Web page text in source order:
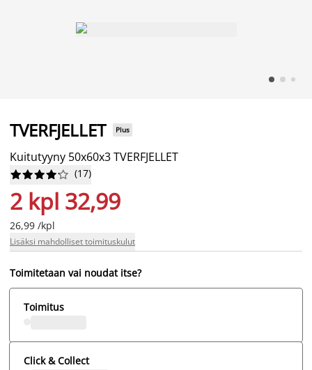
TVERFJELLET Plus
Kuitutyyny 50x60x3 TVERFJELLET





 (17)
2 kpl 32,99
26,99 /kpl
Lisäksi mahdolliset toimituskulut
Toimitetaan vai noudat itse?
Toimitus
Click & Collect